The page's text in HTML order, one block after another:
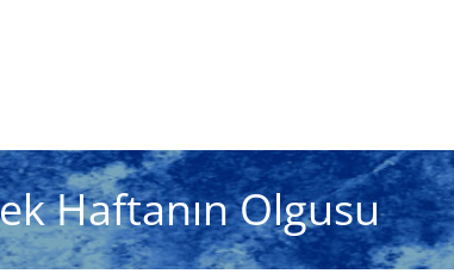
Haftanın Olgusu